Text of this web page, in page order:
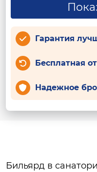
Гарантия
Бесплатная
Надежное
Бильярд в